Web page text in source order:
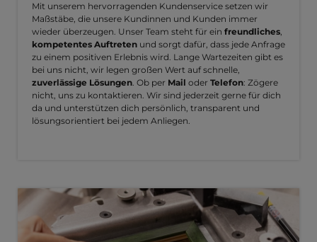
Mit unserem hervorragenden Kundenservice setzen wir
Maßstäbe, die unsere Kundinnen und Kunden immer
wieder überzeugen. Unser Team steht für ein freundliches,
kompetentes Auftreten und sorgt dafür, dass jede Anfrage
zu einem positiven Erlebnis wird. Lange Wartezeiten gibt es
bei uns nicht, wir legen großen Wert auf schnelle,
zuverlässige Lösungen. Ob per Mail oder Telefon: Zögere
nicht, uns zu kontaktieren. Wir sind jederzeit gerne für dich
da und unterstützen dich persönlich, transparent und
lösungsorientiert bei jedem Anliegen.